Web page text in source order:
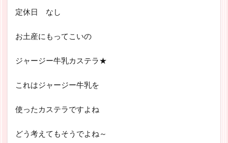
定休日 なし
お土産にもってこいの
ジャージー牛乳カステラ★
これはジャージー牛乳を
使ったカステラですよね
どう考えてもそうでよね～